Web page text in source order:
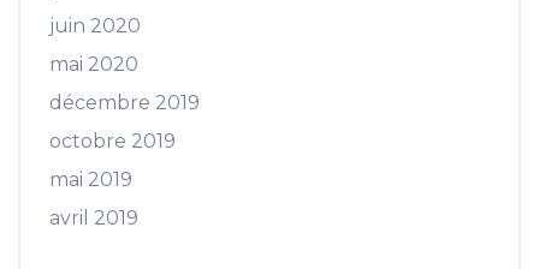
juin 2020
mai 2020
décembre 2019
octobre 2019
mai 2019
avril 2019